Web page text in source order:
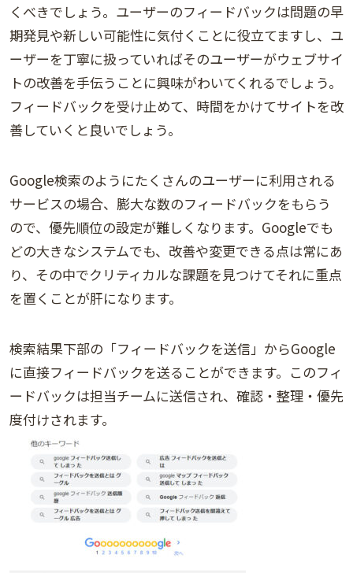
くべきでしょう。ユーザーのフィードバックは問題の早
期発見や新しい可能性に気付くことに役立てますし、ユ
ーザーを丁寧に扱っていればそのユーザーがウェブサイ
トの改善を手伝うことに興味がわいてくれるでしょう。
フィードバックを受け止めて、時間をかけてサイトを改
善していくと良いでしょう。
Google検索のようにたくさんのユーザーに利用される
サービスの場合、膨大な数のフィードバックをもらう
ので、優先順位の設定が難しくなります。Googleでも
どの大きなシステムでも、改善や変更できる点は常にあ
り、その中でクリティカルな課題を見つけてそれに重点
を置くことが肝になります。
検索結果下部の「フィードバックを送信」からGoogle
に直接フィードバックを送ることができます。このフィ
ードバックは担当チームに送信され、確認・整理・優先
度付けされます。